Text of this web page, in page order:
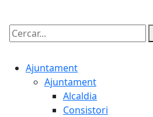
Cercar:
Ajuntament
Ajuntament
Alcaldia
Consistori